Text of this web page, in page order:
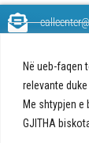
Në ueb-faqen
relevante
Me shtypjen e
GJITHA
Ul. Skupi